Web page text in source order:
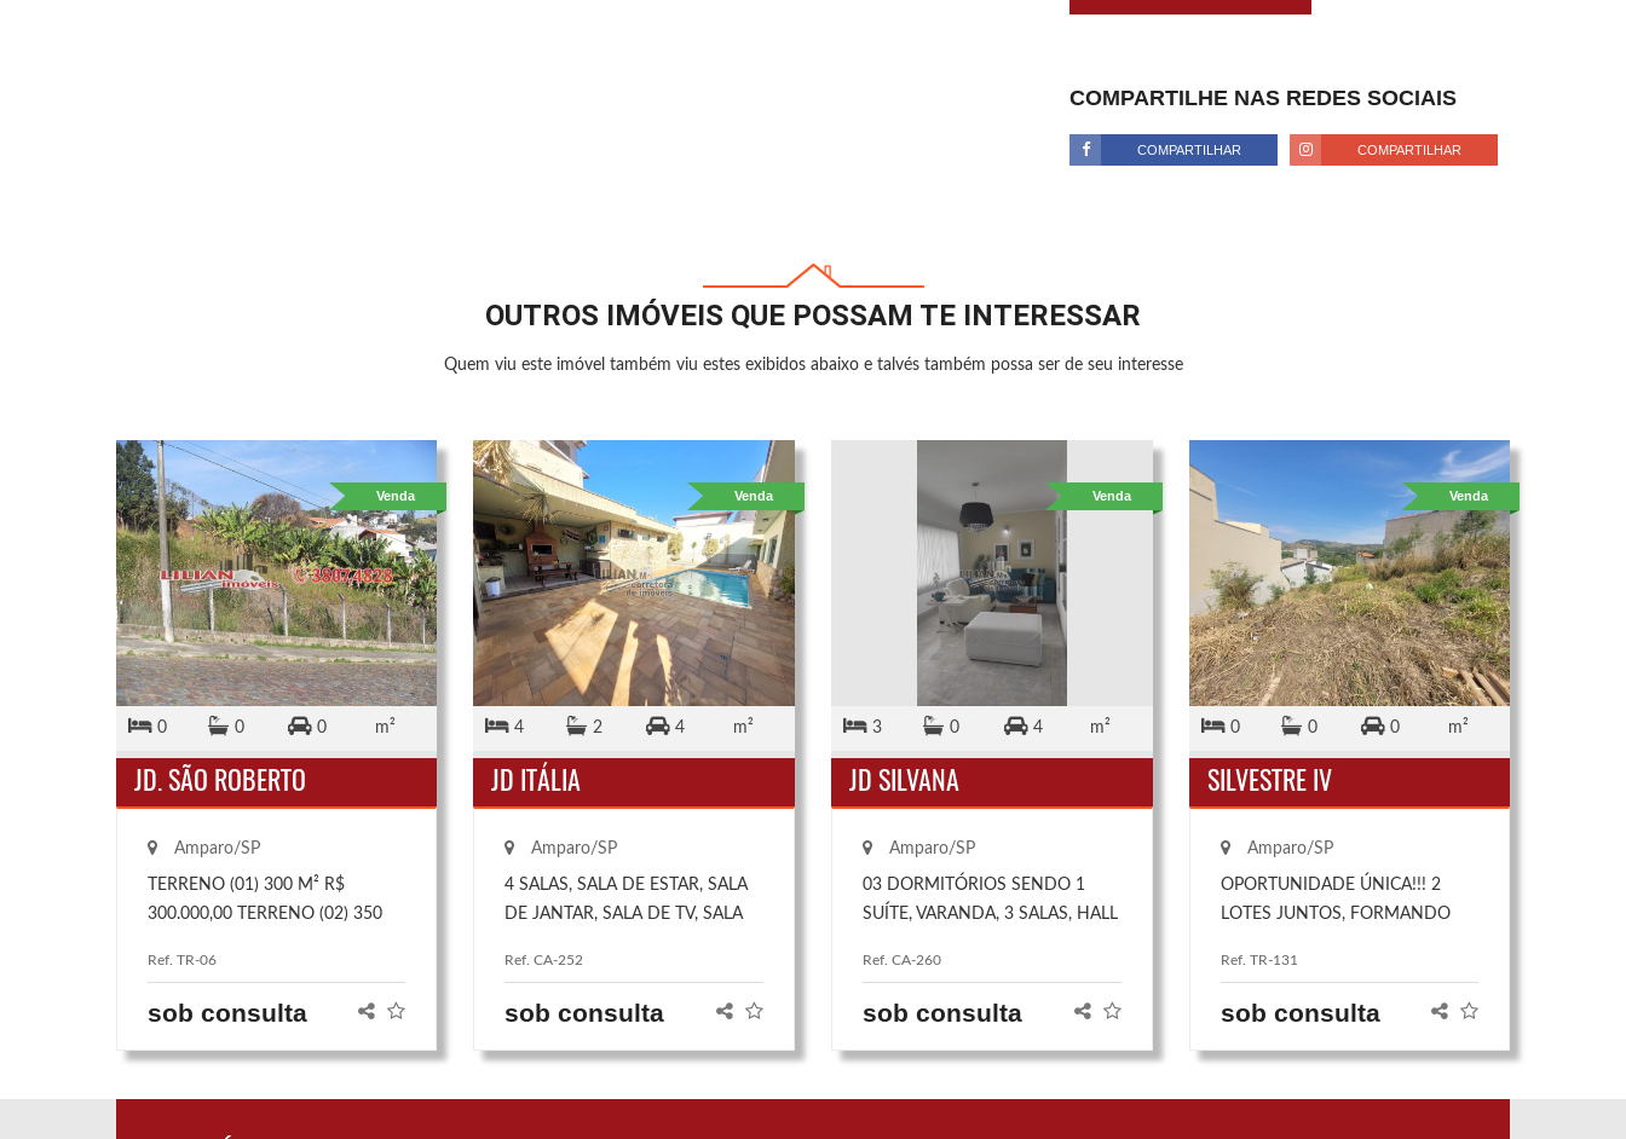
COMPARTILHE NAS REDES SOCIAIS
COMPARTILHAR COMPARTILHAR
OUTROS IMÓVEIS QUE POSSAM TE INTERESSAR
Quem viu este imóvel também viu estes exibidos abaixo e talvés também possa ser de seu interesse
Venda
0 0 0 m²
JD. SÃO ROBERTO
Amparo/SP
TERRENO (01) 300 M² R$
300.000,00 TERRENO (02) 350
Ref. TR-06
sob consulta
Venda
4 2 4 m²
JD ITÁLIA
Amparo/SP
4 SALAS, SALA DE ESTAR, SALA
DE JANTAR, SALA DE TV, SALA
ARMÁRIOS, COZINHA
BANHEIROS, LAVABO, QUINTAL,
Ref. CA-252
sob consulta
Venda
3 0 4 m²
JD SILVANA
Amparo/SP
03 DORMITÓRIOS SENDO 1
SUÍTE, VARANDA, 3 SALAS, HALL
P/4 CARROS, CHURRASQUEIRA
QUINTAL COM 50 M².
Ref. CA-260
sob consulta
Venda
0 0 0 m²
SILVESTRE IV
Amparo/SP
OPORTUNIDADE ÚNICA!!! 2
LOTES JUNTOS, FORMANDO
137,60M2 5M DE FRENTE E
apresentando um leve declive para
Ref. TR-131
sob consulta